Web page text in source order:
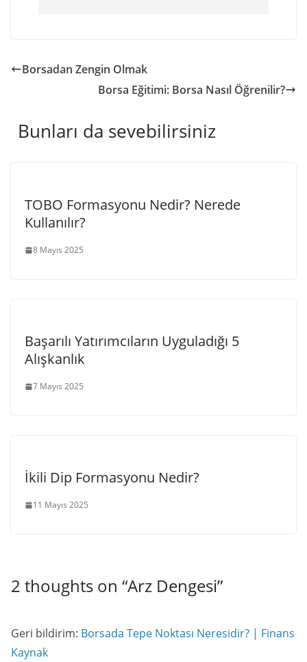
Borsadan Zengin Olmak
Borsa Eğitimi: Borsa Nasıl Öğrenilir?
Bunları da sevebilirsiniz
TOBO Formasyonu Nedir? Nerede
Kullanılır?
8 Mayıs 2025
Başarılı Yatırımcıların Uyguladığı 5
Alışkanlık
7 Mayıs 2025
İkili Dip Formasyonu Nedir?
11 Mayıs 2025
2 thoughts on “Arz Dengesi”
Geri bildirim: Borsada Tepe Noktası Neresidir? | Finans
Kaynak